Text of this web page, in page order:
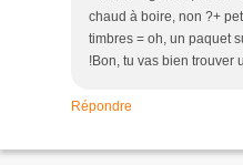
chaud à boire, non ?+
timbres = oh, un paquet
!Bon, tu vas bien trouver
Répondre